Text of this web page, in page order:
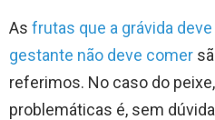
As frutas que a grávida
gestante não deve comer
referimos. No caso do
problemáticas é, sem